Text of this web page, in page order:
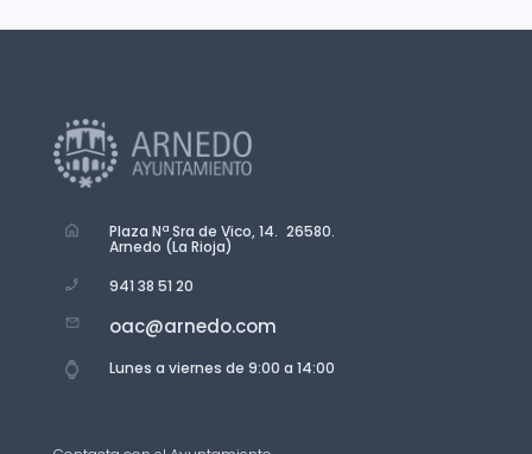
Plaza Nª Sra de Vico, 14. 26580.
Arnedo (La Rioja)
941 38 51 20
oac@arnedo.com
Lunes a viernes de 9:00 a 14:00